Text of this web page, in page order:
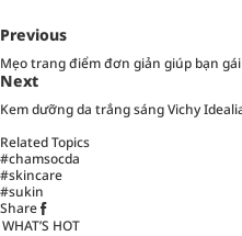
Previous
Mẹo trang điểm đơn giản giúp bạn
Next
Kem dưỡng da trắng sáng Vichy
Related Topics
#chamsocda
#skincare
#sukin
Share
WHAT’S HOT